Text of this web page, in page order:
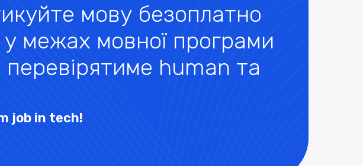
мову безоплатно
межах мовної програми
human та
job in tech!